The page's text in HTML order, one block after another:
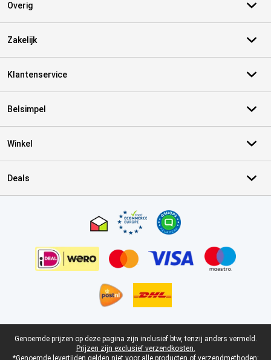
Overig
Zakelijk
Klantenservice
Belsimpel
Winkel
Deals
Juridische voettekst
Genoemde prijzen op deze pagina zijn inclusief btw, tenzij anders vermeld.
Prijzen zijn exclusief verzendkosten.
*Genoemde levertijden gelden niet voor alle producten of verzendmethoden: